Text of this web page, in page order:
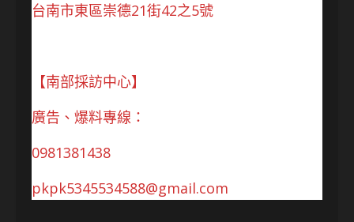
台南市東區崇德21街42之5號
【南部採訪中心】
廣告、爆料專線：
0981381438
pkpk5345534588@gmail.com